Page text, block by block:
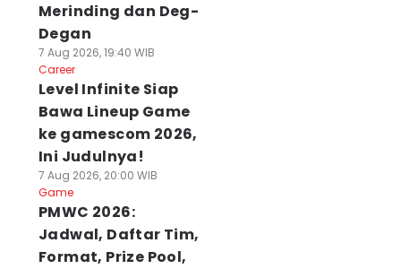
Merinding dan Deg-
Degan
7 Aug 2026, 19:40 WIB
Career
Level Infinite Siap
Bawa Lineup Game
ke gamescom 2026,
Ini Judulnya!
7 Aug 2026, 20:00 WIB
Game
PMWC 2026:
Jadwal, Daftar Tim,
Format, Prize Pool,